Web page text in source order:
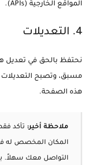
المواقع الخارجية (APIs).
4. التعديلات
نحتفظ بالحق في تعديل
مسبق، وتصبح
هذه الصفحة.
ملاحظة أخير: تأكد
المكان المخصص له
التواصل معك سهلاً.